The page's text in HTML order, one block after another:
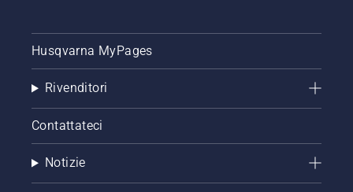
una
autonome
Husqvarna
Husqvarna MyPages
Rivenditori
Contattateci
Notizie